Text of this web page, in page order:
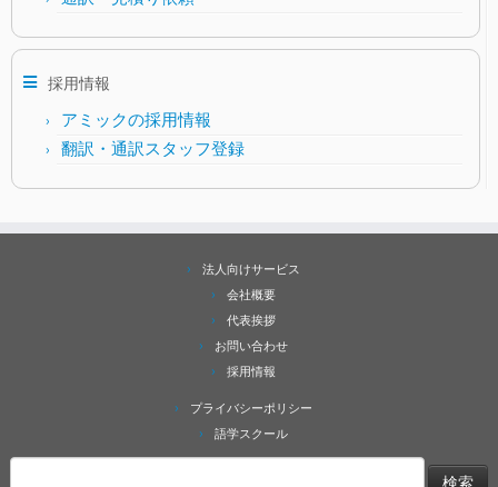
採用情報
アミックの採用情報
翻訳・通訳スタッフ登録
法人向けサービス
会社概要
代表挨拶
お問い合わせ
採用情報
プライバシーポリシー
語学スクール